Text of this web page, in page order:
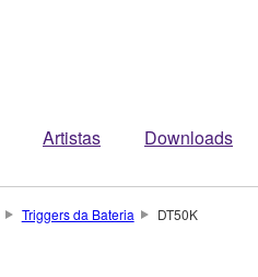
Artistas Downloads
Triggers da Bateria DT50K